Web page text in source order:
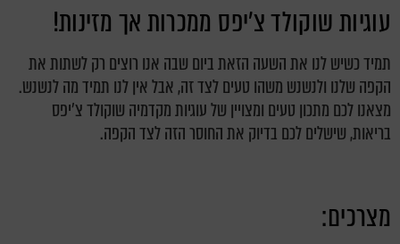
עוגיות שוקולד צ'יפס ממכרות אך מזינות!
תמיד כשיש לנו את השעה הזאת ביום שבה אנו רוצים רק לשתות את
הקפה שלנו ולנשנש משהו טעים לצד זה, אבל אין לנו תמיד מה לנשנש.
מצאנו לכם מתכון טעים ומצויין של עוגיות מקדמיה שוקולד צ'יפס
בריאות, שישלים לכם בדיוק את החוסר הזה לצד הקפה.
מצרכים: